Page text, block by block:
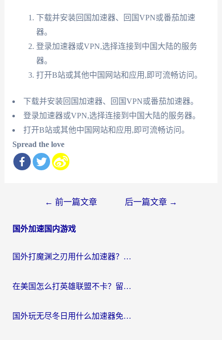
下载并安装回国加速器、回国VPN或番茄加速
器。
登录加速器或VPN,选择连接到中国大陆的服务
器。
打开B站或其他中国网站和应用,即可流畅访问。
下载并安装回国加速器、回国VPN或番茄加速器。
登录加速器或VPN,选择连接到中国大陆的服务器。
打开B站或其他中国网站和应用,即可流畅访问。
Spread the love
导
← 前一篇文章 后一篇文章 →
国外加速国内游戏
国外打魔渊之刃用什么加速器？2026海外玩家国服游戏加速全攻略（附闪耀暖暖&复苏的魔女避坑指南）
在美国怎么打英雄联盟不卡？留学生亲测的国服游戏加速全攻略
国外玩无尽冬日用什么加速器免费？海外党国服游戏加速避坑指南